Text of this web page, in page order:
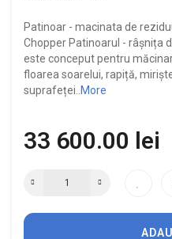
Patinoar - macinata de
Chopper Patinoarul - râșnița
este conceput pentru
floarea soarelui, rapiță,
suprafeței.. More
33 600.00 lei